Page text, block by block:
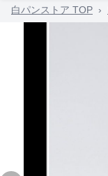
白パンストア TOP ›